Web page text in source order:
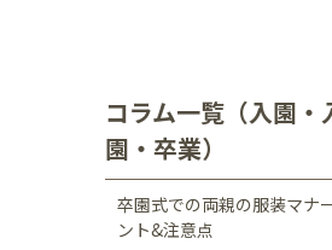
コラム一覧（入園・
園・卒業）
卒園式での両親の服装マナ
ント&注意点